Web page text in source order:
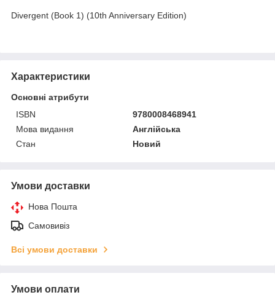
Divergent (Book 1) (10th Anniversary Edition)
Характеристики
Основні атрибути
ISBN
9780008468941
Мова видання
Англійська
Стан
Новий
Умови доставки
Нова Пошта
Самовивіз
Всі умови доставки
Умови оплати